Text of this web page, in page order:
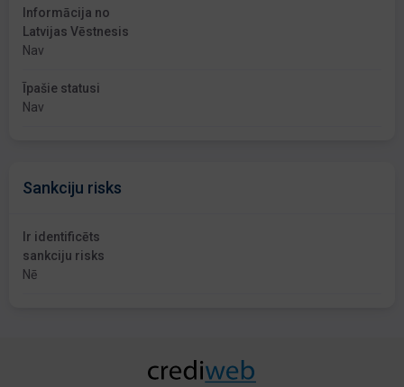
Informācija no
Latvijas Vēstnesis
Nav
Īpašie statusi
Nav
Sankciju risks
Ir identificēts
sankciju risks
Nē